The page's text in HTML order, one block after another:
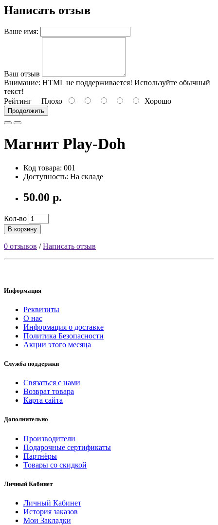
Написать отзыв
Ваше имя:
Ваш отзыв
Внимание: HTML не поддерживается! Используйте обычный
текст!
Рейтинг Плохо Хорошо
Продолжить
Магнит Play-Doh
Код товара: 001
Доступность: На складе
50.00 р.
Кол-во
В корзину
0 отзывов /Написать отзыв
Информация
Реквизиты
О нас
Информация о доставке
Политика Безопасности
Акции этого месяца
Служба поддержки
Связаться с нами
Возврат товара
Карта сайта
Дополнительно
Производители
Подарочные сертификаты
Партнёры
Товары со скидкой
Личный Кабинет
Личный Кабинет
История заказов
Мои Закладки